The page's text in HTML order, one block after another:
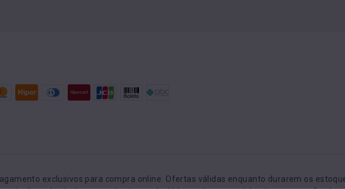
exclusivos para compra online. Ofertas válidas enquanto durarem os